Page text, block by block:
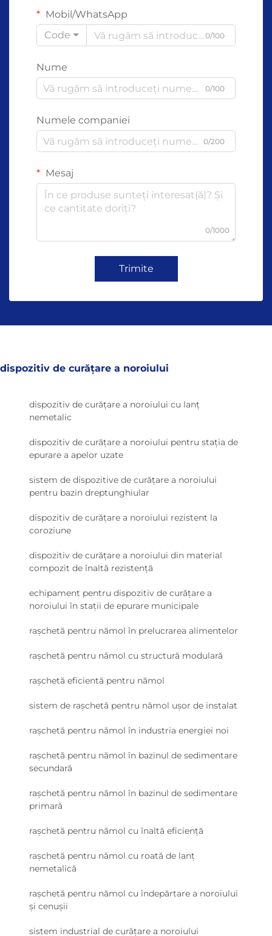
Mobil/WhatsApp
Code
0/100
Nume
0/100
Numele companiei
0/200
Mesaj
0/1000
Trimite
dispozitiv de curățare a noroiului
dispozitiv de curățare a noroiului cu lanț
nemetalic
dispozitiv de curățare a noroiului pentru stația de
epurare a apelor uzate
sistem de dispozitive de curățare a noroiului
pentru bazin dreptunghiular
dispozitiv de curățare a noroiului rezistent la
coroziune
dispozitiv de curățare a noroiului din material
compozit de înaltă rezistență
echipament pentru dispozitiv de curățare a
noroiului în stații de epurare municipale
rașchetă pentru nămol în prelucrarea alimentelor
rașchetă pentru nămol cu structură modulară
rașchetă eficientă pentru nămol
sistem de rașchetă pentru nămol ușor de instalat
rașchetă pentru nămol în industria energiei noi
rașchetă pentru nămol în bazinul de sedimentare
secundară
rașchetă pentru nămol în bazinul de sedimentare
primară
rașchetă pentru nămol cu înaltă eficiență
rașchetă pentru nămol cu roată de lanț
nemetalică
rașchetă pentru nămol cu îndepărtare a noroiului
și cenușii
sistem industrial de curățare a noroiului